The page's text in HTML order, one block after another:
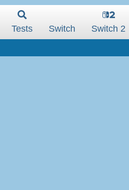
Tests Switch Switch 2